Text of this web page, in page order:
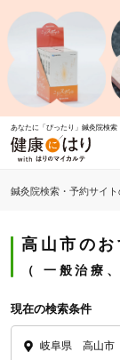
あなたに「ぴったり」鍼灸院検索
鍼灸院検索・予約サイ
高山市の
一般治療
現在の検索条件
岐阜県 高山市